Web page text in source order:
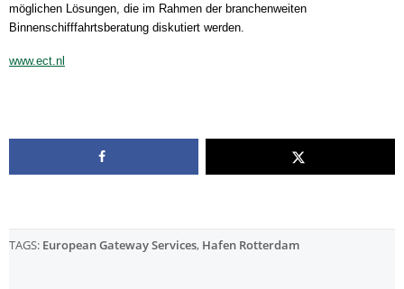
möglichen Lösungen, die im Rahmen der branchenweiten
Binnenschifffahrtsberatung diskutiert werden.
www.ect.nl
TAGS: European Gateway Services, Hafen Rotterdam